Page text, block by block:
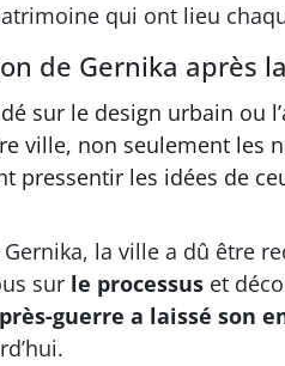
qui ont lieu
de Gernika après
sur le design urbain ou
ville, non seulement les
pressentir les idées de
la ville a dû être
sur le processus et
guerre a laissé son